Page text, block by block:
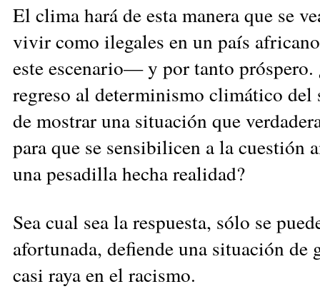
El clima hará de esta manera que se
vivir como ilegales en un país
este escenario— y por tanto próspero.
regreso al determinismo climático
de mostrar una situación que
para que se sensibilicen a la cuestión
una pesadilla hecha realidad?
Sea cual sea la respuesta, sólo se
afortunada, defiende una situación de
casi raya en el racismo.